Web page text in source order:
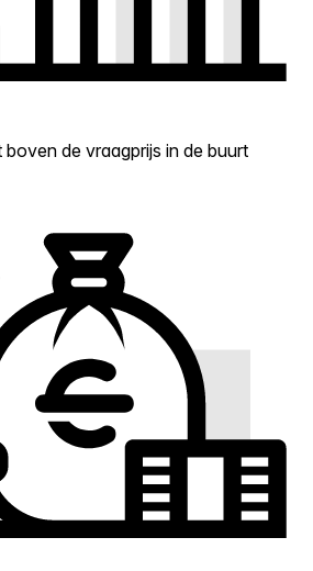
de vraagprijs in de buurt